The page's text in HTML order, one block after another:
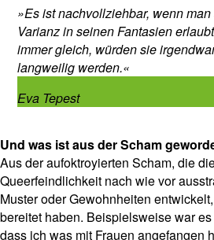
»Es ist nachvollziehbar, wenn
Varianz in seinen Fantasien
immer gleich, würden sie
langweilig werden.«
Eva Tepest
Und was ist aus der Scham
Aus der aufoktroyierten Scham, die
Queerfeindlichkeit nach wie vor
Muster oder Gewohnheiten
bereitet haben. Beispielsweise war
dass ich was mit Frauen angefangen